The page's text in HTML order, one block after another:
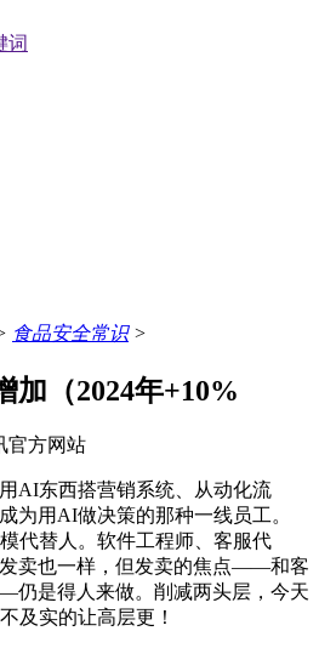
食品安全常识>
加（2024年+10%
官方网站
东西搭营销系统、从动化流
为用AI做决策的那种一线员工。
代替人。软件工程师、客服代
卖也一样，但发卖的焦点——和客
仍是得人来做。削减两头层，今天
及实的让高层更！